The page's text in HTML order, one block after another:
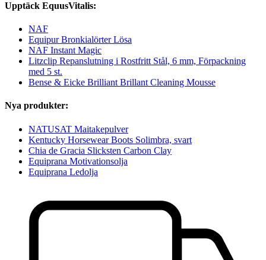
Upptäck EquusVitalis:
NAF
Equipur Bronkialörter Lösa
NAF Instant Magic
Litzclip Repanslutning i Rostfritt Stål, 6 mm, Förpackning
med 5 st.
Bense & Eicke Brilliant Brillant Cleaning Mousse
Nya produkter:
NATUSAT Maitakepulver
Kentucky Horsewear Boots Solimbra, svart
Chia de Gracia Slicksten Carbon Clay
Equiprana Motivationsolja
Equiprana Ledolja